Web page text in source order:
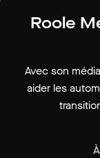
Roole
Avec son
aider les